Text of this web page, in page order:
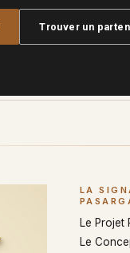
Trouver un
LA
Le Projet
Le